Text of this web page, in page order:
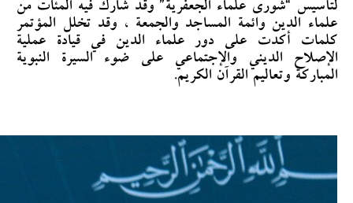
لتأسيس “شورى علماء الجعفرية” وقد شارك فيه المئات من
علماء الدين وائمة المساجد والجمعة ، وقد تخلل المؤتمر
كلمات أكدت على دور علماء الدين في قيادة عملية
الإصلاح الديني والإجتماعي على ضوء السيرة النبوية
المباركة وتعاليم القرآن الكريم.